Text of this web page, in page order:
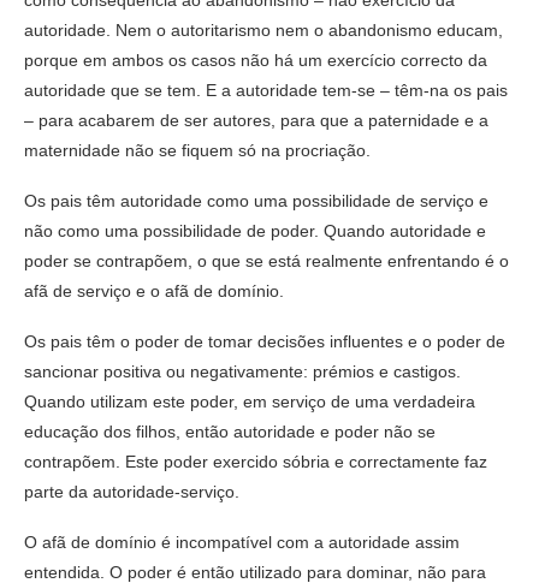
autoridade. Nem o autoritarismo nem o abandonismo educam,
porque em ambos os casos não há um exercício correcto da
autoridade que se tem. E a autoridade tem-se – têm-na os pais
– para acabarem de ser autores, para que a paternidade e a
maternidade não se fiquem só na procriação.
Os pais têm autoridade como uma possibilidade de serviço e
não como uma possibilidade de poder. Quando autoridade e
poder se contrapõem, o que se está realmente enfrentando é o
afã de serviço e o afã de domínio.
Os pais têm o poder de tomar decisões influentes e o poder de
sancionar positiva ou negativamente: prémios e castigos.
Quando utilizam este poder, em serviço de uma verdadeira
educação dos filhos, então autoridade e poder não se
contrapõem. Este poder exercido sóbria e correctamente faz
parte da autoridade-serviço.
O afã de domínio é incompatível com a autoridade assim
entendida. O poder é então utilizado para dominar, não para